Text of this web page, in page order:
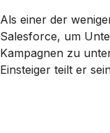
Als einer der
Salesforce, um
Kampagnen zu
Einsteiger teilt er